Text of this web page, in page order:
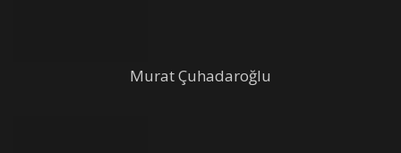
Murat Çuhadaroğlu